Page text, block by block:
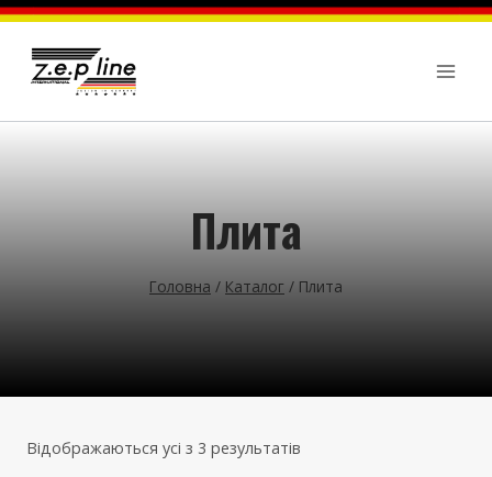
Перейти
вмісту
Плита
Головна / Каталог / Плита
Відображаються усі з 3 результатів